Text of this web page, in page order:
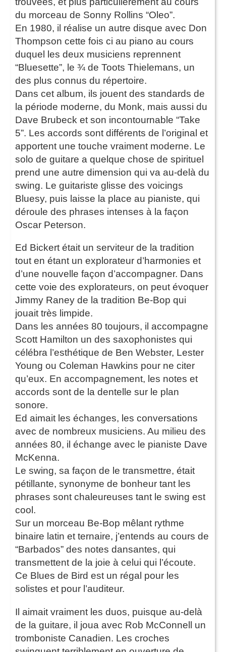
du morceau de Sonny Rollins “Oleo”.
En 1980, il réalise un autre disque avec Don
Thompson cette fois ci au piano au cours
duquel les deux musiciens reprennent
“Bluesette”, le ¾ de Toots Thielemans, un
des plus connus du répertoire.
Dans cet album, ils jouent des standards de
la période moderne, du Monk, mais aussi du
Dave Brubeck et son incontournable “Take
5”. Les accords sont différents de l’original et
apportent une touche vraiment moderne. Le
solo de guitare a quelque chose de spirituel
prend une autre dimension qui va au-delà du
swing. Le guitariste glisse des voicings
Bluesy, puis laisse la place au pianiste, qui
déroule des phrases intenses à la façon
Oscar Peterson.
Ed Bickert était un serviteur de la tradition
tout en étant un explorateur d’harmonies et
d’une nouvelle façon d’accompagner. Dans
cette voie des explorateurs, on peut évoquer
Jimmy Raney de la tradition Be-Bop qui
jouait très limpide.
Dans les années 80 toujours, il accompagne
Scott Hamilton un des saxophonistes qui
célébra l’esthétique de Ben Webster, Lester
Young ou Coleman Hawkins pour ne citer
qu’eux. En accompagnement, les notes et
accords sont de la dentelle sur le plan
sonore.
Ed aimait les échanges, les conversations
avec de nombreux musiciens. Au milieu des
années 80, il échange avec le pianiste Dave
McKenna.
Le swing, sa façon de le transmettre, était
pétillante, synonyme de bonheur tant les
phrases sont chaleureuses tant le swing est
cool.
Sur un morceau Be-Bop mêlant rythme
binaire latin et ternaire, j’entends au cours de
“Barbados” des notes dansantes, qui
transmettent de la joie à celui qui l’écoute.
Ce Blues de Bird est un régal pour les
solistes et pour l’auditeur.
Il aimait vraiment les duos, puisque au-delà
de la guitare, il joua avec Rob McConnell un
tromboniste Canadien. Les croches